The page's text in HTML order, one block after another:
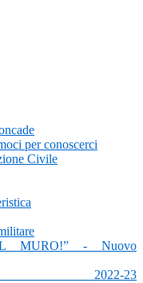
per conoscerci
Civile
MURO!” - Nuovo
23